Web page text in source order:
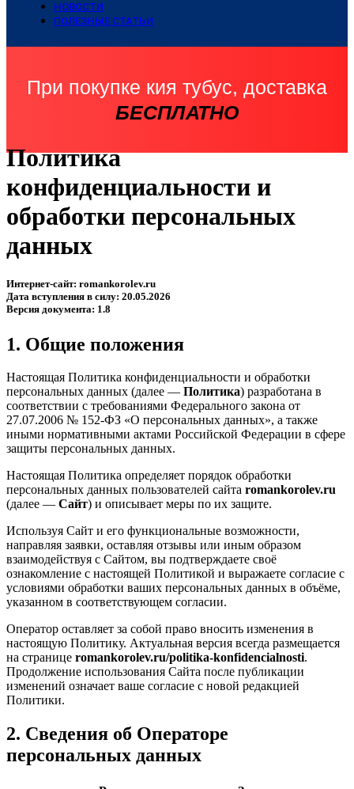
НОВОСТИ
ПОЛЕЗНЫЕ СТАТЬИ
При покупке кия тубус, доставка
БЕСПЛАТНО
Политика
конфиденциальности и
обработки персональных
данных
Интернет-сайт: romankorolev.ru
Дата вступления в силу: 20.05.2026
Версия документа: 1.8
1. Общие положения
Настоящая Политика конфиденциальности и обработки
персональных данных (далее — Политика) разработана в
соответствии с требованиями Федерального закона от
27.07.2006 № 152-ФЗ «О персональных данных», а также
иными нормативными актами Российской Федерации в сфере
защиты персональных данных.
Настоящая Политика определяет порядок обработки
персональных данных пользователей сайта romankorolev.ru
(далее — Сайт) и описывает меры по их защите.
Используя Сайт и его функциональные возможности,
направляя заявки, оставляя отзывы или иным образом
взаимодействуя с Сайтом, вы подтверждаете своё
ознакомление с настоящей Политикой и выражаете согласие с
условиями обработки ваших персональных данных в объёме,
указанном в соответствующем согласии.
Оператор оставляет за собой право вносить изменения в
настоящую Политику. Актуальная версия всегда размещается
на странице romankorolev.ru/politika-konfidencialnosti.
Продолжение использования Сайта после публикации
изменений означает ваше согласие с новой редакцией
Политики.
2. Сведения об Операторе
персональных данных